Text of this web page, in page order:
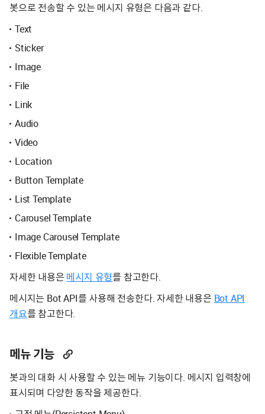
봇으로 전송할 수 있는 메시지 유형은 다음과 같다.
Text
Sticker
Image
File
Link
Audio
Video
Location
Button Template
List Template
Carousel Template
Image Carousel Template
Flexible Template
자세한 내용은 메시지 유형를 참고한다.
메시지는 Bot API를 사용해 전송한다. 자세한 내용은 Bot API
개요를 참고한다.
메뉴 기능
봇과의 대화 시 사용할 수 있는 메뉴 기능이다. 메시지 입력창에
표시되며 다양한 동작을 제공한다.